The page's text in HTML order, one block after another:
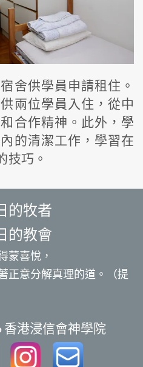
舍供學員申請租住。
兩位學員入住，從中
合作精神。此外，學
的清潔工作，學習在
技巧。
的牧者
的教會
蒙喜悅，
意分解真理的道。（提
港浸信會神學院